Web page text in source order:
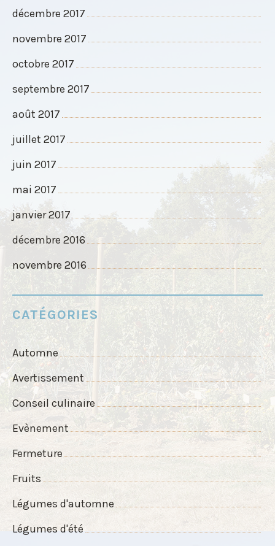
décembre 2017
novembre 2017
octobre 2017
septembre 2017
août 2017
juillet 2017
juin 2017
mai 2017
janvier 2017
décembre 2016
novembre 2016
CATÉGORIES
Automne
Avertissement
Conseil culinaire
Evènement
Fermeture
Fruits
Légumes d'automne
Légumes d'été